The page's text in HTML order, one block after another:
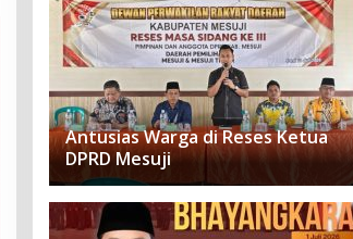
Antusias Warga di Reses Ketua
DPRD Mesuji